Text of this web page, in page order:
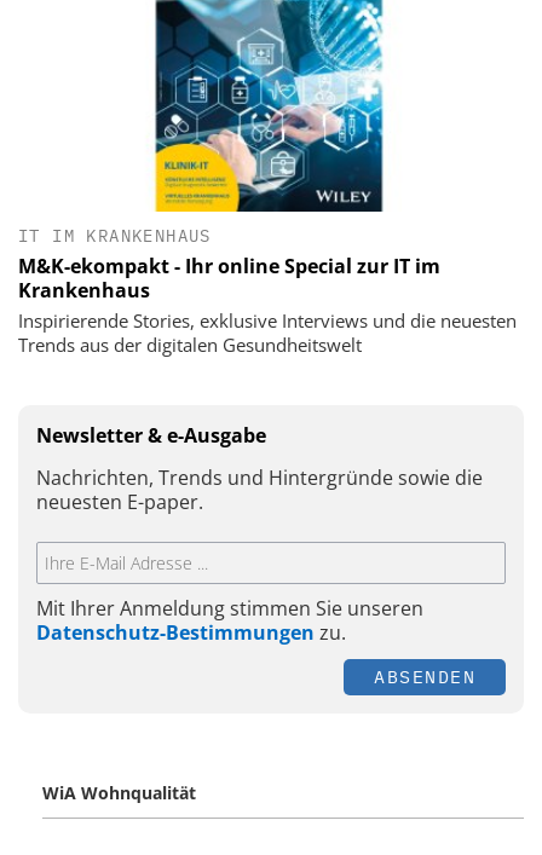
IT IM KRANKENHAUS
M&K-ekompakt - Ihr online Special zur IT im
Krankenhaus
Inspirierende Stories, exklusive Interviews und die neuesten
Trends aus der digitalen Gesundheitswelt
Newsletter & e-Ausgabe
Nachrichten, Trends und Hintergründe sowie die
neuesten E-paper.
Mit Ihrer Anmeldung stimmen Sie unseren
Datenschutz-Bestimmungen zu.
ABSENDEN
WiA Wohnqualität